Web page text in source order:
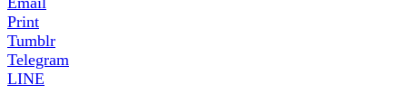
Print
Tumblr
Telegram
LINE